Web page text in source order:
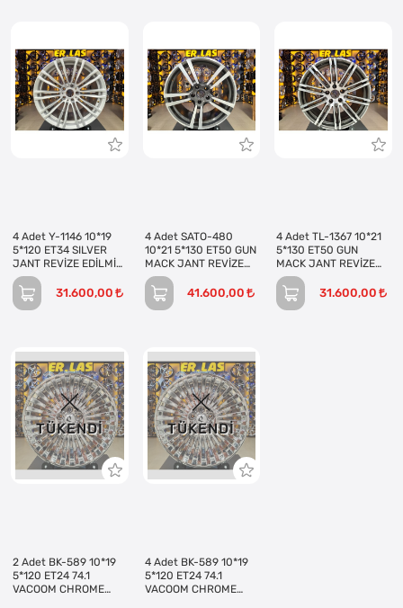
4 Adet Y-1146 10*19
5*120 ET34 SILVER
JANT REVİZE EDİLMİŞ
(Takım)
31.600,00
4 Adet SATO-480
10*21 5*130 ET50 GUN
MACK JANT REVİZE
EDİLMİŞ (Takım)
41.600,00
4 Adet TL-1367 10*21
5*130 ET50 GUN
MACK JANT REVİZE
EDİLMİŞ (Takım)
31.600,00
TÜKENDI
2 Adet BK-589 10*19
5*120 ET24 74.1
VACOOM CHROME
TÜKENDI
4 Adet BK-589 10*19
5*120 ET24 74.1
VACOOM CHROME